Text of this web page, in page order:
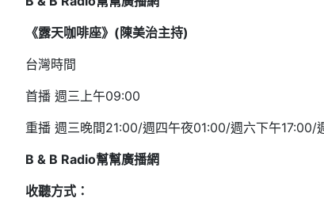
《露天咖啡座》( 陳美治主持)
台灣時間
首播 週三上午09:00
重播 週三晚間21:00/週四午夜01:00/週六下午17:00/
B & B Radio幫幫廣播網
收聽方式：